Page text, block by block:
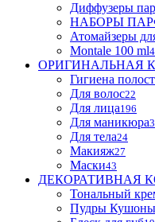
Диффузеры
НАБОРЫ
Атомайзеры
Montale 100 ml
ОРИГИНАЛЬНАЯ
Гигиена
Для волос22
Для лица196
Для маникюра3
Для тела24
Макияж27
Маски43
ДЕКОРАТИВНАЯ
Тональный
Пудры Кушоны